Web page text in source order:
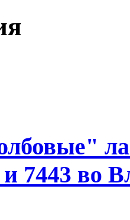
и 7443 во